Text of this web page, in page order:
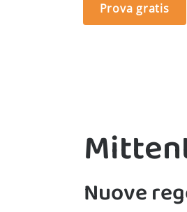
Prova gratis
Nuove